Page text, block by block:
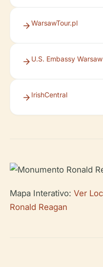
WarsawTour.pl
U.S. Embassy Warsaw
IrishCentral
Mapa Interativo: Ver
Ronald Reagan